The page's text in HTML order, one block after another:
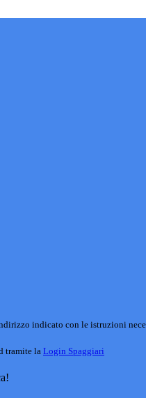
indicato con le istruzioni
tramite la Login Spaggiari